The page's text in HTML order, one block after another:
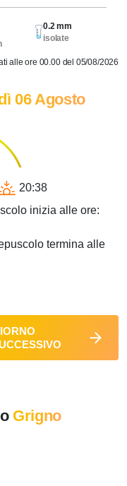
0.2 mm
isolate
alle ore 00.00 del 05/08/2026
06 Agosto
20:38
inizia alle ore:
termina alle
Grigno